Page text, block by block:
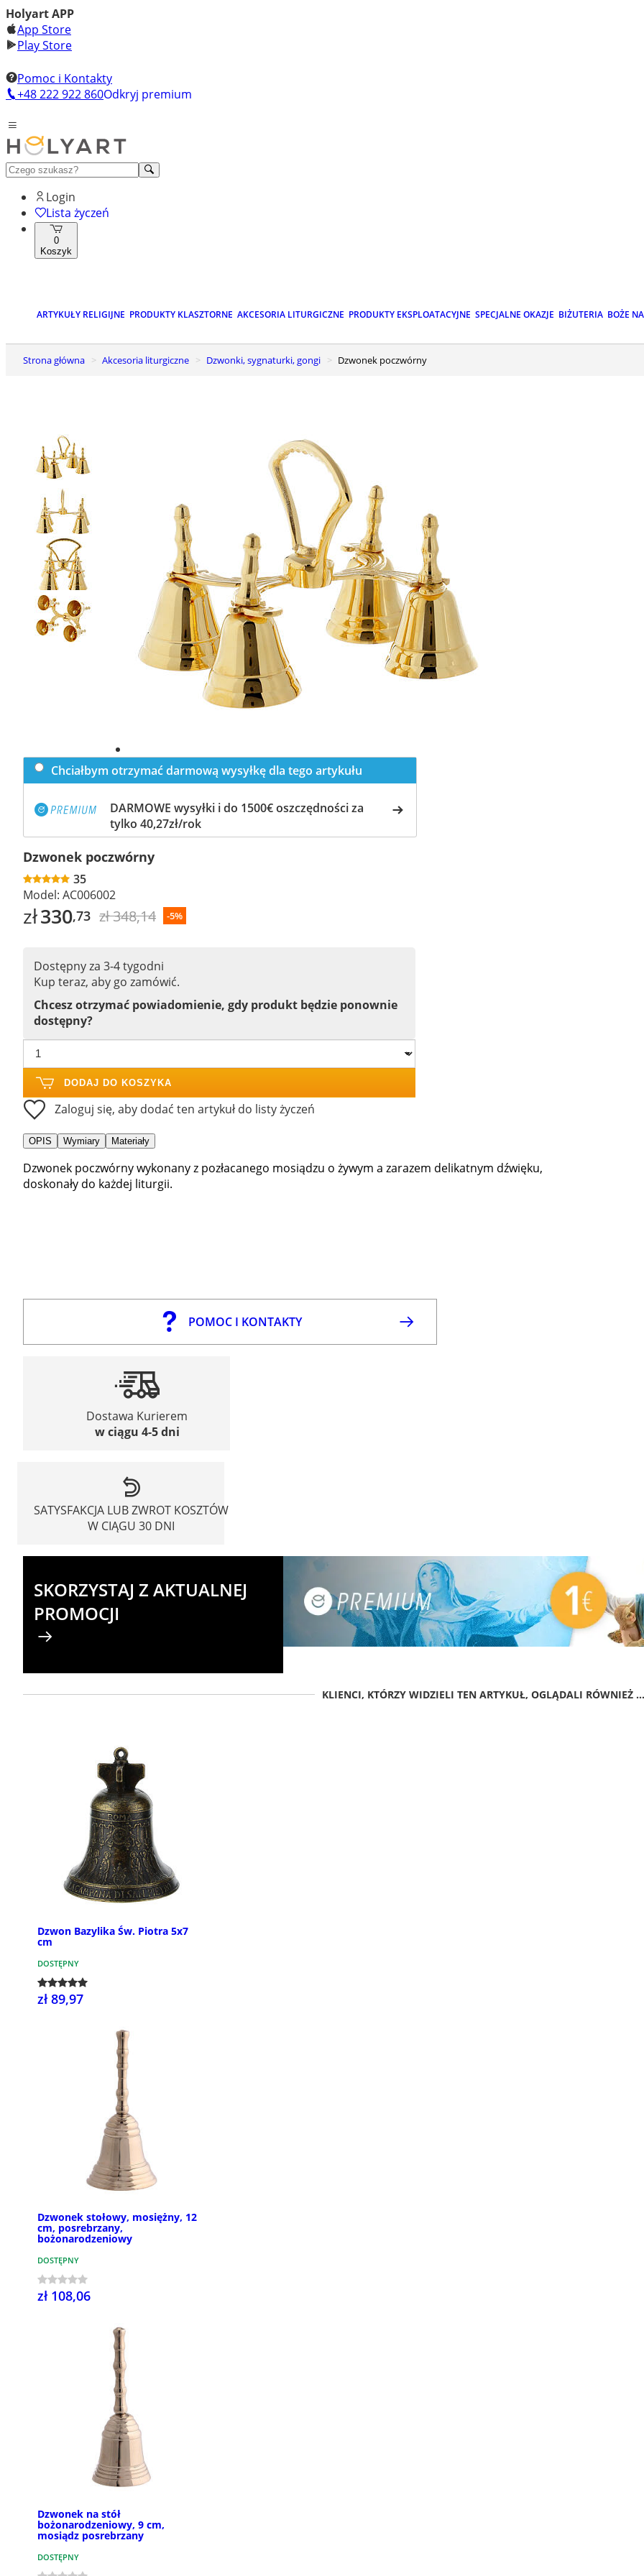
Holyart APP
App Store
Play Store
Pomoc i Kontakty
+48 222 922 860Odkryj premium
Login
Lista życzeń
0
Koszyk
ARTYKUŁY RELIGIJNE PRODUKTY KLASZTORNE AKCESORIA LITURGICZNE PRODUKTY EKSPLOATACYJNE SPECJALNE OKAZJE BIŻUTERIA BOŻE
Strona główna Akcesoria liturgiczne Dzwonki, sygnaturki, gongi Dzwonek poczwórny
Chciałbym otrzymać darmową wysyłkę dla tego artykułu
DARMOWE wysyłki i do 1500€ oszczędności za
tylko 40,27zł/rok
Dzwonek poczwórny
35
Model: AC006002
zł330,73 zł 348,14 -5%
Dostępny za 3-4 tygodni
Kup teraz, aby go zamówić.
Chcesz otrzymać powiadomienie, gdy produkt będzie ponownie
dostępny?
DODAJ DO KOSZYKA
Zaloguj się, aby dodać ten artykuł do listy życzeń
OPIS Wymiary Materiały
Dzwonek poczwórny wykonany z pozłacanego mosiądzu o żywym a zarazem delikatnym dźwięku,
doskonały do każdej liturgii.
POMOC I KONTAKTY
Dostawa Kurierem
w ciągu 4-5 dni
SATYSFAKCJA LUB ZWROT KOSZTÓW
W CIĄGU 30 DNI
SKORZYSTAJ Z AKTUALNEJ
PROMOCJI
KLIENCI, KTÓRZY WIDZIELI TEN ARTYKUŁ, OGLĄDALI RÓWNIEŻ ...
Dzwon Bazylika Św. Piotra 5x7
cm
DOSTĘPNY
zł 89,97
Dzwonek stołowy, mosiężny, 12
cm, posrebrzany,
bożonarodzeniowy
DOSTĘPNY
zł 108,06
Dzwonek na stół
bożonarodzeniowy, 9 cm,
mosiądz posrebrzany
DOSTĘPNY